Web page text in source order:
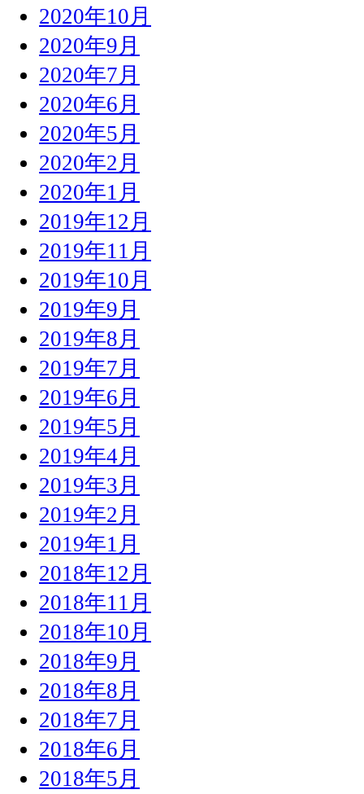
2020年10月
2020年9月
2020年7月
2020年6月
2020年5月
2020年2月
2020年1月
2019年12月
2019年11月
2019年10月
2019年9月
2019年8月
2019年7月
2019年6月
2019年5月
2019年4月
2019年3月
2019年2月
2019年1月
2018年12月
2018年11月
2018年10月
2018年9月
2018年8月
2018年7月
2018年6月
2018年5月